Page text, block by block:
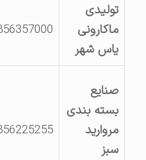
تولیدی
ماکارونی
یاس شهر
5856357000
صنایع
بسته بندی
مروارید
5856225255